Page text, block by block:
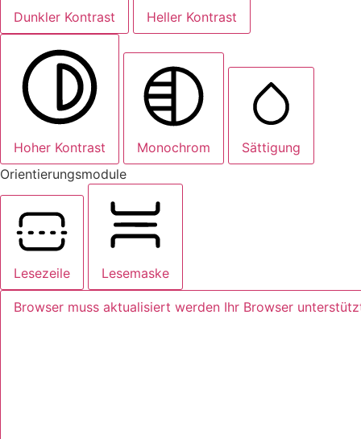
Dunkler Kontrast Heller Kontrast
Hoher Kontrast Monochrom
Sättigung
Orientierungsmodule
Lesezeile Lesemaske
Browser muss aktualisiert werden Ihr Browser